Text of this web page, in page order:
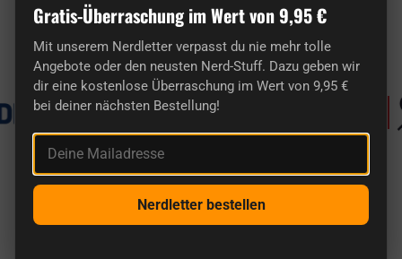
Bekannt aus
getDigital im Vergleich
Gratis-Überraschung im Wert von 9,95 €
Mit unserem Nerdletter verpasst du nie mehr tolle
Angebote oder den neusten Nerd-Stuff. Dazu geben wir
dir eine kostenlose Überraschung im Wert von 9,95 €
bei deiner nächsten Bestellung!
Deine Mailadresse
Nerdletter bestellen